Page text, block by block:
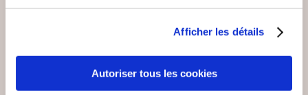
Afficher les détails
Autoriser tous les cookies
12€00